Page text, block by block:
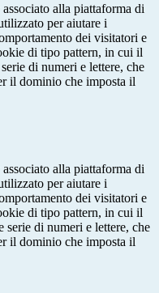
alla piattaforma di
per aiutare i
dei visitatori e
di tipo pattern, in cui il
di numeri e lettere, che
il dominio che imposta il
alla piattaforma di
per aiutare i
dei visitatori e
di tipo pattern, in cui il
serie di numeri e lettere, che
il dominio che imposta il